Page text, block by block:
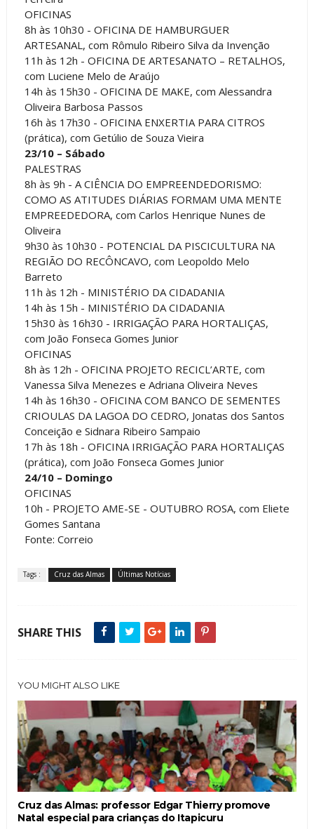
OFICINAS
8h às 10h30 - OFICINA DE HAMBURGUER
ARTESANAL, com Rômulo Ribeiro Silva da Invenção
11h às 12h - OFICINA DE ARTESANATO – RETALHOS,
com Luciene Melo de Araújo
14h às 15h30 - OFICINA DE MAKE, com Alessandra
Oliveira Barbosa Passos
16h às 17h30 - OFICINA ENXERTIA PARA CITROS
(prática), com Getúlio de Souza Vieira
23/10 – Sábado
PALESTRAS
8h às 9h - A CIÊNCIA DO EMPREENDEDORISMO:
COMO AS ATITUDES DIÁRIAS FORMAM UMA MENTE
EMPREEDEDORA, com Carlos Henrique Nunes de
Oliveira
9h30 às 10h30 - POTENCIAL DA PISCICULTURA NA
REGIÃO DO RECÔNCAVO, com Leopoldo Melo
Barreto
11h às 12h - MINISTÉRIO DA CIDADANIA
14h às 15h - MINISTÉRIO DA CIDADANIA
15h30 às 16h30 - IRRIGAÇÃO PARA HORTALIÇAS,
com João Fonseca Gomes Junior
OFICINAS
8h às 12h - OFICINA PROJETO RECICL’ARTE, com
Vanessa Silva Menezes e Adriana Oliveira Neves
14h às 16h30 - OFICINA COM BANCO DE SEMENTES
CRIOULAS DA LAGOA DO CEDRO, Jonatas dos Santos
Conceição e Sidnara Ribeiro Sampaio
17h às 18h - OFICINA IRRIGAÇÃO PARA HORTALIÇAS
(prática), com João Fonseca Gomes Junior
24/10 – Domingo
OFICINAS
10h - PROJETO AME-SE - OUTUBRO ROSA, com Eliete
Gomes Santana
Fonte: Correio
Tags : Cruz das Almas Últimas Notícias
SHARE THIS
YOU MIGHT ALSO LIKE
Cruz das Almas: professor Edgar Thierry promove
Natal especial para crianças do Itapicuru